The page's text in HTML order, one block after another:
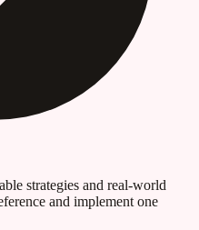
strategies and real-world
and implement one